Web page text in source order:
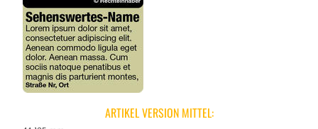
ARTIKEL VERSION MITTEL: